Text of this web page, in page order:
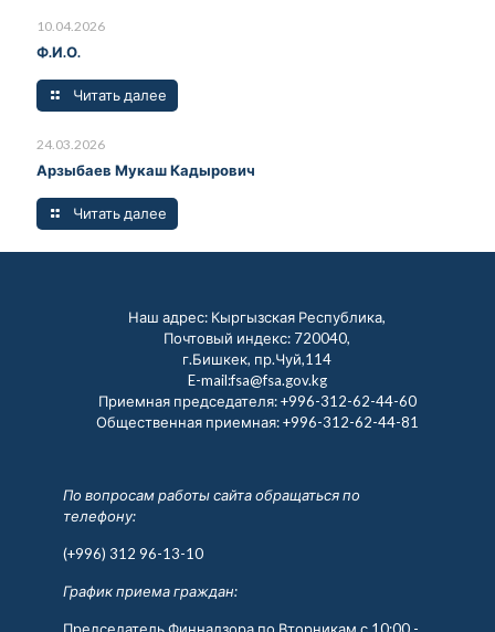
10.04.2026
Ф.И.О.
Читать далее
24.03.2026
Арзыбаев Мукаш Кадырович
Читать далее
Наш адрес: Кыргызская Республика,
Почтовый индекс: 720040,
г.Бишкек, пр.Чуй,114
E-mail:fsa@fsa.gov.kg
Приемная председателя:+996-312-62-44-60
Общественная приемная:+996-312-62-44-81
По вопросам работы сайта обращаться по
телефону:
(+996) 312 96-13-10
График приема граждан:
Председатель Финнадзора по Вторникам с 10:00 -